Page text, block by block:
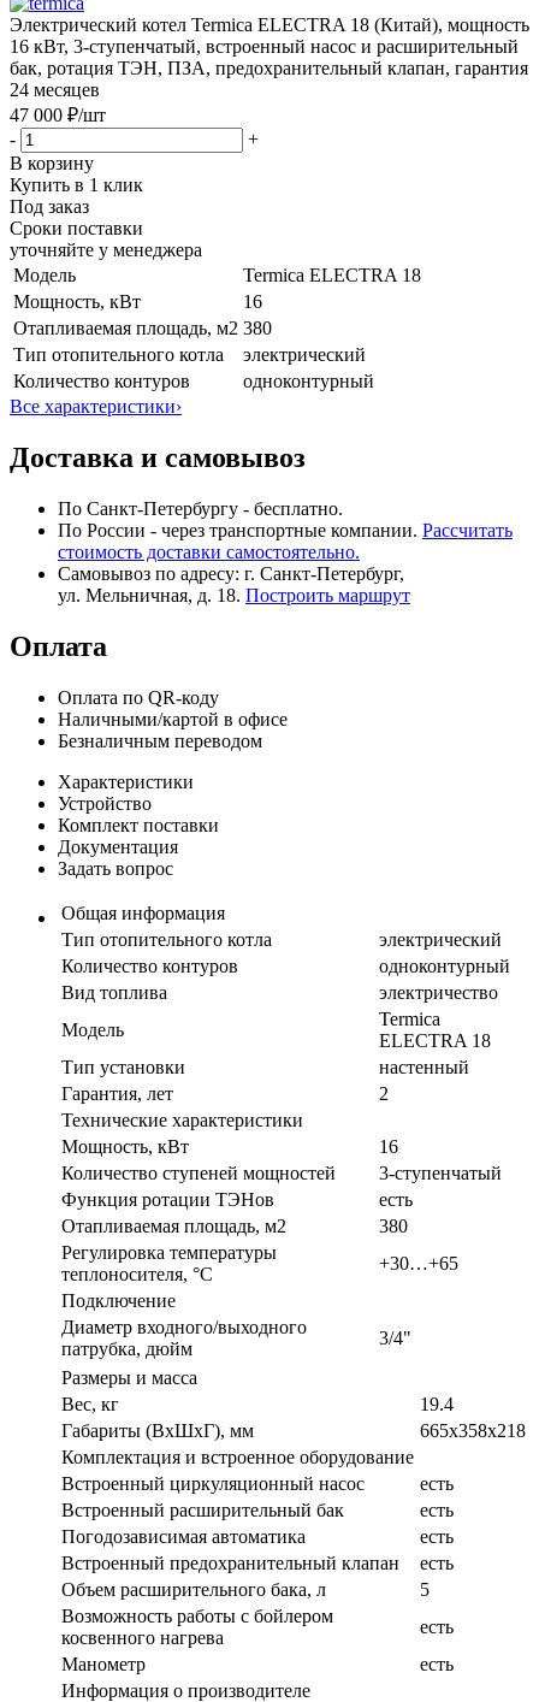
Электрический котел Termica ELECTRA 18 (Китай), мощность
16 кВт, 3-ступенчатый, встроенный насос и расширительный
бак, ротация ТЭН, ПЗА, предохранительный клапан, гарантия
24 месяцев
47 000 ₽/шт
-
+
В корзину
Купить в 1 клик
Под заказ
Сроки поставки
уточняйте у менеджера
Модель
Termica ELECTRA 18
Мощность, кВт
16
Отапливаемая площадь, м2 380
Тип отопительного котла
электрический
Количество контуров
одноконтурный
Все характеристики›
Доставка и самовывоз
По Санкт-Петербургу - бесплатно.
По России - через транспортные компании. Рассчитать
стоимость доставки самостоятельно.
Самовывоз по адресу: г. Санкт-Петербург,
ул. Мельничная, д. 18. Построить маршрут
Оплата
Оплата по QR-коду
Наличными/картой в офисе
Безналичным переводом
Характеристики
Устройство
Комплект поставки
Документация
Задать вопрос
Общая информация
Тип отопительного котла
электрический
Количество контуров
одноконтурный
Вид топлива
электричество
Модель
Termica
ELECTRA 18
Тип установки
настенный
Гарантия, лет
2
Технические характеристики
Мощность, кВт
16
Количество ступеней мощностей
3-ступенчатый
Функция ротации ТЭНов
есть
Отапливаемая площадь, м2
380
Регулировка температуры
теплоносителя, °С
+30…+65
Подключение
Диаметр входного/выходного
патрубка, дюйм
3/4"
Размеры и масса
Вес, кг
19.4
Габариты (ВxШxГ), мм
665х358х218
Комплектация и встроенное оборудование
Встроенный циркуляционный насос
есть
Встроенный расширительный бак
есть
Погодозависимая автоматика
есть
Встроенный предохранительный клапан
есть
Объем расширительного бака, л
5
Возможность работы с бойлером
косвенного нагрева
есть
Манометр
есть
Информация о производителе